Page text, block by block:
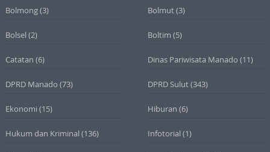
Bolmong(3) Bolmut(3)
Bolsel (2) Boltim (5)
Catatan (6) Dinas Pariwisata Manado (11)
DPRD Manado (73) DPRD Sulut(343)
Ekonomi (15) Hiburan (6)
Hukum dan Kriminal (136) Infotorial (1)